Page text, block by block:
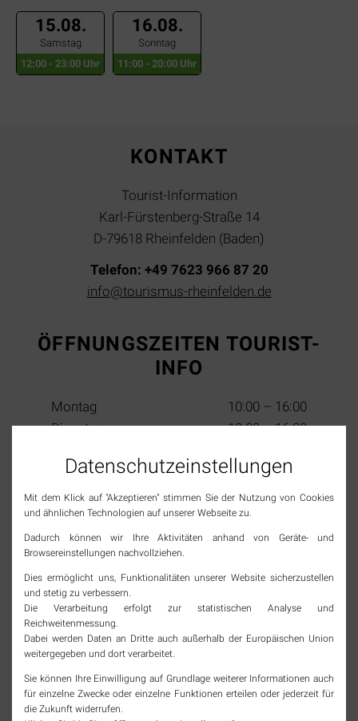
15.08.
Samstag
12:00 - 23:00 Uhr
16.08.
Sonntag
11:00 - 20:00 Uhr
KONTAKT
Tourist-Information
Karl-Fürstenberg-Straße 14
D-79618 Rheinfelden (Baden)
Telefon: +49 7623 966 87 20
info@tourismus-rheinfelden.de
ÖFFNUNGSZEITEN TOURIST-
INFO
Montag
10:00 – 16:00
Dienstag
10:00 – 16:00
Donnerstag
10:00 – 16:00
Freitag
10:00 – 16:00
Samstag (2. & 4. im Monat)
10:00 – 13:00
Sonn- & Feiertage
geschlossen
SOCIAL MEDIA
Jetzt Tourismus Rheinfelden (Baden) folgen und
immer top informiert bleiben!
instagram
Datenschutz­einstellungen
Mit dem Klick auf "Akzeptieren" stimmen Sie der Nutzung von Cookies
und ähnlichen Technologien auf unserer Webseite zu.
Dadurch können wir Ihre Aktivitäten anhand von Geräte- und
Browsereinstellungen nachvollziehen.
Dies ermöglicht uns, Funktionalitäten unserer Website sicherzustellen
und stetig zu verbessern.
Die Verarbeitung erfolgt zur statistischen Analyse und
Reichweitenmessung.
Dabei werden Daten an Dritte auch außerhalb der Europäischen Union
weitergegeben und dort verarbeitet.
Sie können Ihre Einwilligung auf Grundlage weiterer Informationen auch
für einzelne Zwecke oder einzelne Funktionen erteilen oder jederzeit für
die Zukunft widerrufen.